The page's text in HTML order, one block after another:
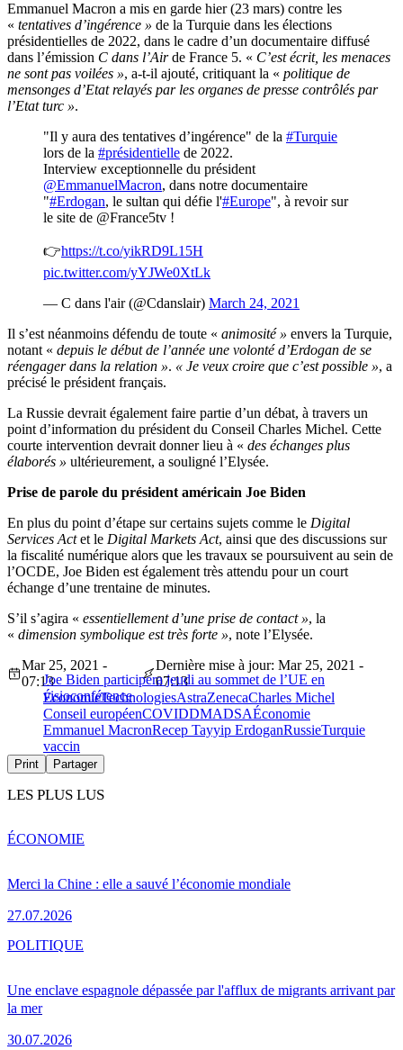
Emmanuel Macron a mis en garde hier (23 mars) contre les
« tentatives d’ingérence » de la Turquie dans les élections
présidentielles de 2022, dans le cadre d’un documentaire diffusé
dans l’émission C dans l’Airde France 5. « C’est écrit, les menaces
ne sont pas voilées », a-t-il ajouté, critiquant la « politique de
mensonges d’Etat relayés par les organes de presse contrôlés par
l’Etat turc ».
"Il y aura des tentatives d’ingérence" de la #Turquie
lors de la #présidentielle de 2022.
Interview exceptionnelle du président
@EmmanuelMacron, dans notre documentaire
"#Erdogan, le sultan qui défie l'#Europe", à revoir sur
le site de @France5tv !
👉https://t.co/yikRD9L15H
pic.twitter.com/yYJWe0XtLk
— C dans l'air (@Cdanslair) March 24, 2021
Il s’est néanmoins défendu de toute « animosité » envers la Turquie,
notant « depuis le début de l’année une volonté d’Erdogan de se
réengager dans la relation ». « Je veux croire que c’est possible », a
précisé le président français.
La Russie devrait également faire partie d’un débat, à travers un
point d’information du président du Conseil Charles Michel. Cette
courte intervention devrait donner lieu à « des échanges plus
élaborés » ultérieurement, a souligné l’Elysée.
Prise de parole du président américain Joe Biden
En plus du point d’étape sur certains sujets comme le Digital
Services Actet le Digital Markets Act, ainsi que des discussions sur
la fiscalité numérique alors que les travaux se poursuivent au sein de
l’OCDE, Joe Biden est également très attendu pour un court
échange d’une trentaine de minutes.
S’il s’agira « essentiellement d’une prise de contact », la
« dimension symbolique est très forte », note l’Elysée.
Joe Biden participera jeudi au sommet de l’UE en
visioconférence
Mar 25, 2021 -
07:13
Dernière mise à jour: Mar 25, 2021 -
07:13
ÉconomieTechnologiesAstraZenecaCharles Michel
Conseil européenCOVIDDMADSAÉconomie
Emmanuel MacronRecep Tayyip ErdoganRussieTurquie
vaccin
Print Partager
LES PLUS LUS
Merci la Chine : elle a sauvé l’économie mondiale
27.07.2026
ÉCONOMIE
Une enclave espagnole dépassée par l'afflux de migrants arrivant par
la mer
30.07.2026
POLITIQUE